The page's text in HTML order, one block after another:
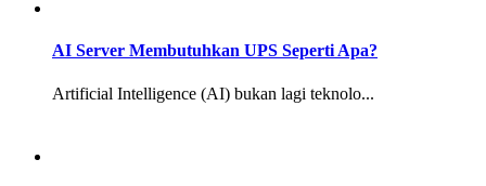
AI Server Membutuhkan UPS Seperti Apa?
Artificial Intelligence (AI) bukan lagi teknolo...